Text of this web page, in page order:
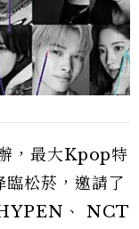
，最大Kpop特
松菸，邀請了
、 NCT